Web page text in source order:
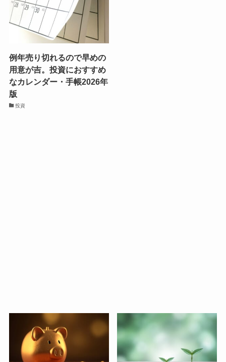
例年売り切れるので早めの
用意が吉。投資におすすめ
なカレンダー・手帳2026年
版
投資